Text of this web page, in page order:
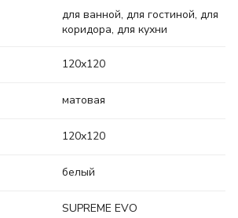
для ванной, для гостиной, для
коридора, для кухни
120x120
матовая
120x120
белый
SUPREME EVO